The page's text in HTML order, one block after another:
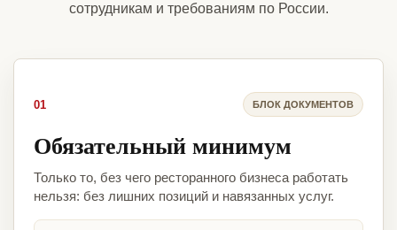
сотрудникам и требованиям по России.
01 БЛОК ДОКУМЕНТОВ
Обязательный минимум
Только то, без чего ресторанного бизнеса работать
нельзя: без лишних позиций и навязанных услуг.